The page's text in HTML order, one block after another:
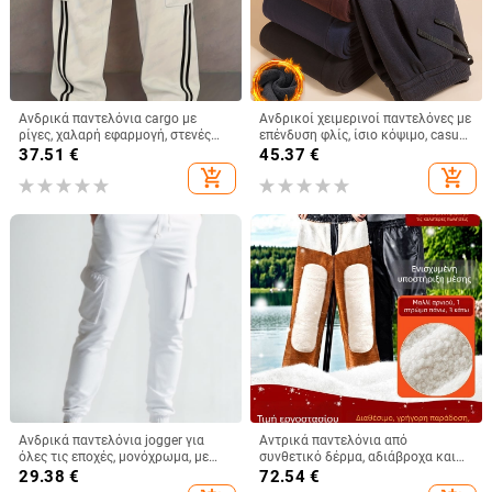
Ανδρικά παντελόνια cargo με
ρίγες, χαλαρή εφαρμογή, στενές
μανσέτες στον αστράγαλο,
αμερικανικού στυλ εργασίας
37.51 €
add_shopping_cart
Ανδρικοί χειμερινοί παντελόνες με
επένδυση φλίς, ίσιο κόψιμο, casual
αθλητικά, ζεστά και ανθεκτικά
45.37 €
add_shopping_cart
Ανδρικά παντελόνια jogger για
όλες τις εποχές, μονόχρωμα, με
πολλές τσέπες, με στενές
29.38 €
Αντρικά παντελόνια από
συνθετικό δέρμα, αδιάβροχα και
ανθεκτικά στον αέρα, με επένδυση
72.54€